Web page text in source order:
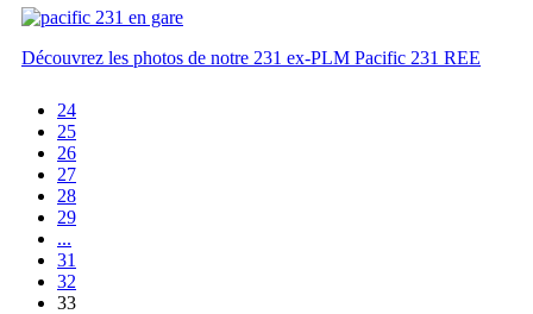
Découvrez les photos de notre 231 ex-PLM Pacific 231 REE
24
25
26
27
28
29
...
31
32
33